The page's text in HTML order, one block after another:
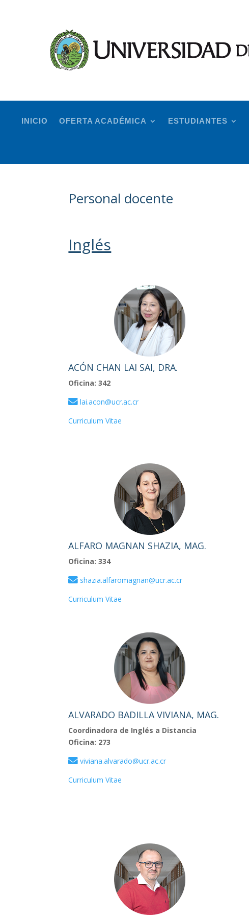
INICIO OFERTA ACADÉMICA ESTUDIANTES
Personal docente
Inglés
ACÓN CHAN LAI SAI, DRA.
Oficina: 342
lai.acon@ucr.ac.cr
Curriculum Vitae
ALFARO MAGNAN SHAZIA, MAG.
Oficina: 334
shazia.alfaromagnan@ucr.ac.cr
Curriculum Vitae
ALVARADO BADILLA VIVIANA, MAG.
Coordinadora de Inglés a Distancia
Oficina: 273
viviana.alvarado@ucr.ac.cr
Curriculum Vitae